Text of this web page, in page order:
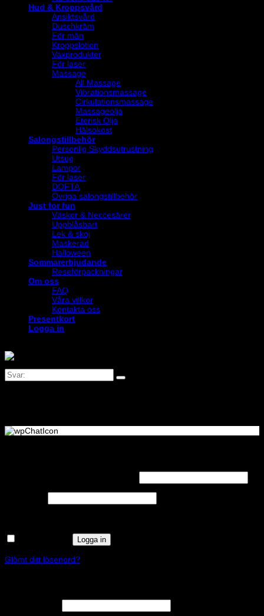
Hud & Kroppsvård
Ansiktsvård
Duschkräm
För män
Kroppslotion
Vaxprodukter
För laser
Massage
All Massage
Vibrationsmassage
Cirkulationsmassage
Massageolja
Eterisk Olja
Hälsokost
Salongstillbehör
Personlig Skyddsutrustning
Utsug
Lampor
För laser
DOFTA
Övriga salongstillbehör
Just for fun
Väskor & Neccesärer
Uppblåsbart
Lek & skoj
Maskerad
Halloween
Sommarerbjudande
Reseförpackningar
Om oss
FAQ
Våra villkor
Kontakta oss
Presentkort
Logga in
Logga in
Glömt ditt lösenord?